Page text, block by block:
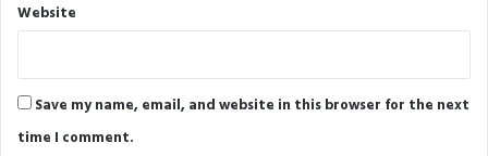
Website
Save my name, email, and website in this browser for the next
time I comment.